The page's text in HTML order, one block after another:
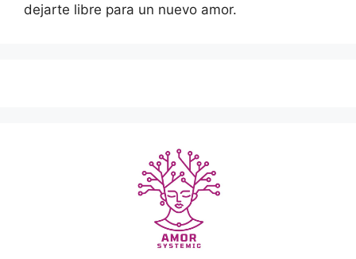
dejarte libre para un nuevo amor.